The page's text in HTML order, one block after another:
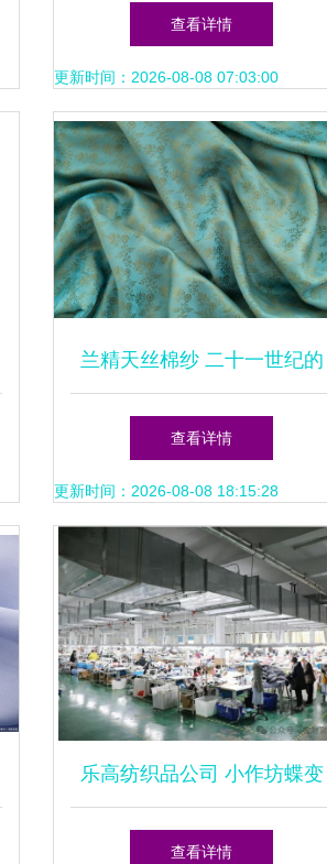
纱系列针织品革新上市
查看详情
更新时间：2026-08-08 07:03:00
兰精天丝棉纱 二十一世纪的
绿色纤维典范——以60支莱赛
尔纱针织品为例
查看详情
更新时间：2026-08-08 18:15:28
乐高纺织品公司 小作坊蝶变
智能工厂的针织密码
查看详情